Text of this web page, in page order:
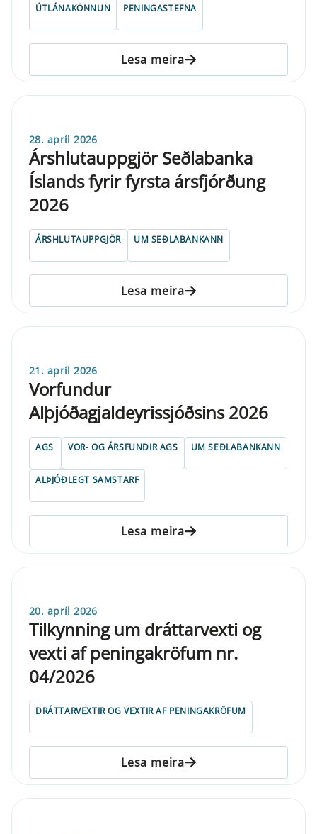
ÚTLÁNAKÖNNUN PENINGASTEFNA
Lesa meira
28. apríl 2026
Árshlutauppgjör Seðlabanka
Íslands fyrir fyrsta ársfjórðung
2026
ÁRSHLUTAUPPGJÖR UM SEÐLABANKANN
Lesa meira
21. apríl 2026
Vorfundur
Alþjóðagjaldeyrissjóðsins 2026
AGS VOR- OG ÁRSFUNDIR AGS UM SEÐLABANKANN
ALÞJÓÐLEGT SAMSTARF
Lesa meira
20. apríl 2026
Til­kynn­ing um drá­tt­a­rvexti og
vexti af pen­inga­krö­f­um nr.
04/2026
DRÁTTARVEXTIR OG VEXTIR AF PENINGAKRÖFUM
Lesa meira